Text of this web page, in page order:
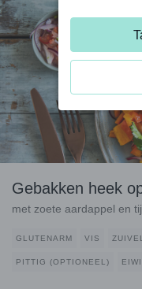
Gebakken heek
met zoete aardappel en
GLUTENARM VIS
PITTIG (OPTIONEEL)